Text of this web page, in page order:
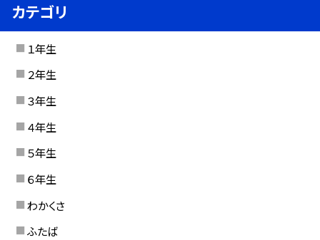
カテゴリ
１年生
２年生
３年生
４年生
５年生
６年生
わかくさ
ふたば